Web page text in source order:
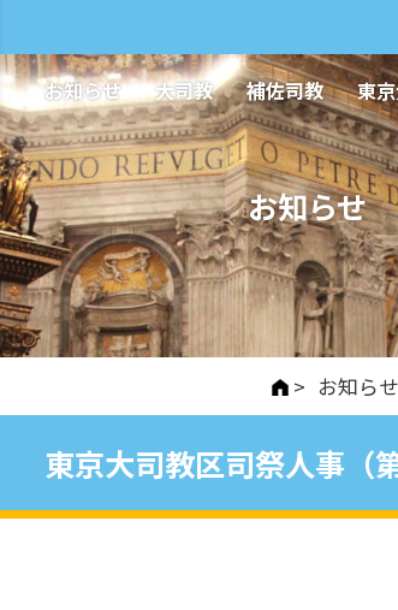
お知らせ 大司教 補佐司教 東
お知らせ
> お知らせ
東京大司教区司祭人事（